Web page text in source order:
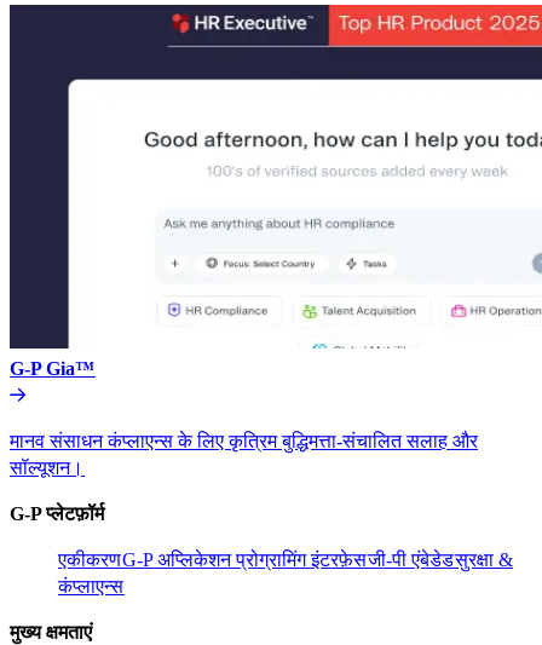
G-P Gia™​​
मानव संसाधन कंप्लाएन्स के लिए कृत्रिम बुद्धिमत्ता-संचालित सलाह और
सॉल्यूशन।​​
G-P प्लेटफ़ॉर्म​​
एकीकरण​​G-P अप्लिकेशन प्रोग्रामिंग इंटरफ़ेस​​जी-पी एंबेडेड​​सुरक्षा &
कंप्लाएन्स​​
मुख्य क्षमताएं​​